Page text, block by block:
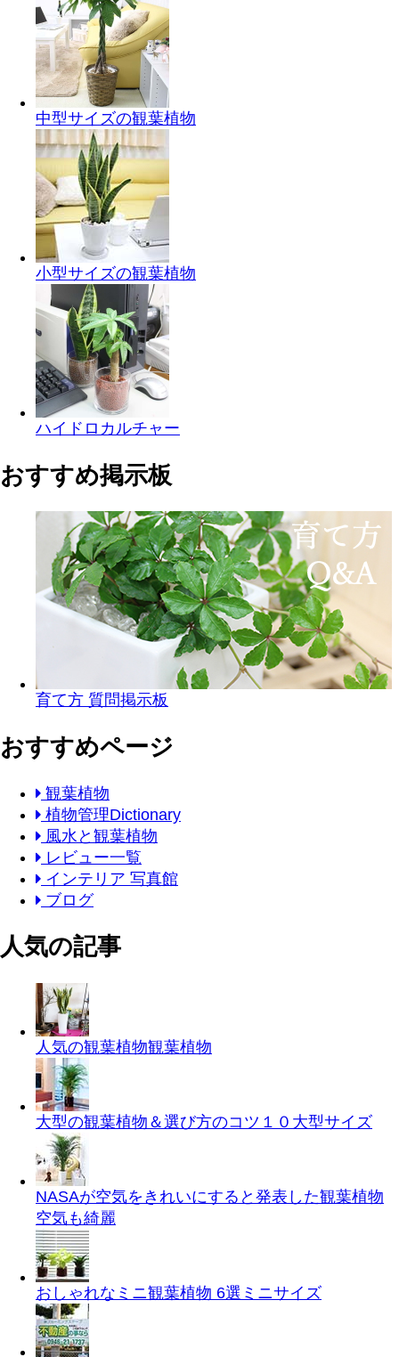
中型サイズの観葉植物
小型サイズの観葉植物
ハイドロカルチャー
おすすめ掲示板
育て方 質問掲示板
おすすめページ
観葉植物
植物管理Dictionary
風水と観葉植物
レビュー一覧
インテリア 写真館
ブログ
人気の記事
人気の観葉植物観葉植物
大型の観葉植物＆選び方のコツ１０ 大型サイズ
NASAが空気をきれいにすると発表した観葉植物
空気も綺麗
おしゃれなミニ観葉植物 6選 ミニサイズ